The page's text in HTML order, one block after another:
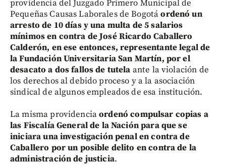
providencia del Juzgado Primero Municipal de
Pequeñas Causas Laborales de Bogotáordenó un
arresto de 10 días y una multa de 5 salarios
mínimos en contra de José Ricardo Caballero
Calderón, en ese entonces, representante legal de
la Fundación Universitaria San Martín, por el
desacato a dos fallos de tutela ante la violación de
los derechos al debido proceso y a la asociación
sindical de algunos empleados de esa institución.
La misma providenciaordenó compulsar copias a
las Fiscalía General de la Nación para que se
iniciara una investigación penal en contra de
Caballero por un posible delito en contra de la
administración de justicia.